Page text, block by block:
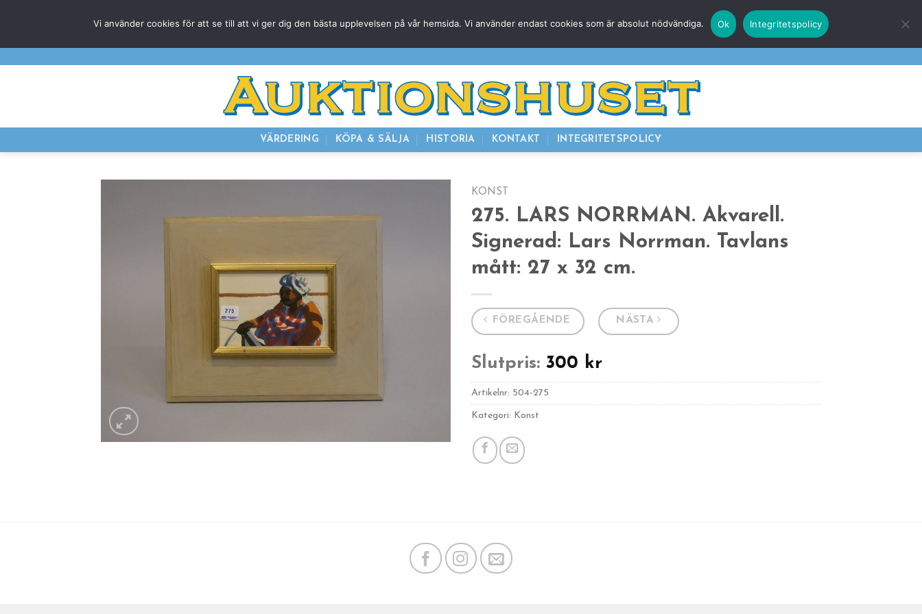
content
NUVARANDE AUKTION LOGGA IN
VÄRDERING KÖPA & SÄLJA HISTORIA KONTAKT INTEGRITETSPOLICY
KONST
275. LARS NORRMAN. Akvarell.
Signerad: Lars Norrman. Tavlans
mått: 27 x 32 cm.
FÖREGÅENDE NÄSTA
Slutpris: 300 kr
Artikelnr: 504-275
Kategori: Konst
Vi använder cookies för att se till att vi ger dig den bästa upplevelsen på vår hemsida. Vi använder endast cookies som är absolut nödvändiga. Ok Integritetspolicy